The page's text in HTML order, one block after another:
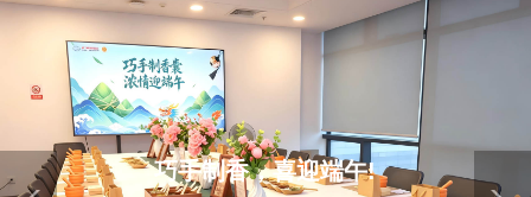
巧手制香，喜迎端午!